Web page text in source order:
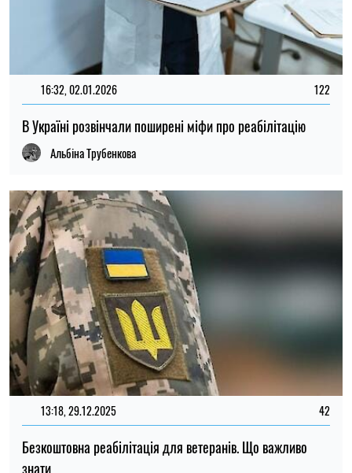
16:32, 02.01.2026 122
В Україні розвінчали поширені міфи про реабілітацію
Альбіна Трубенкова
13:18, 29.12.2025 42
Безкоштовна реабілітація для ветеранів. Що важливо
знати